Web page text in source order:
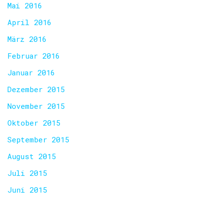
Mai 2016
April 2016
März 2016
Februar 2016
Januar 2016
Dezember 2015
November 2015
Oktober 2015
September 2015
August 2015
Juli 2015
Juni 2015